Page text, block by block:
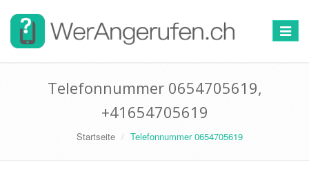
Toggle
Telefonnummer 0654705619,
+41654705619
Startseite Telefonnummer 0654705619